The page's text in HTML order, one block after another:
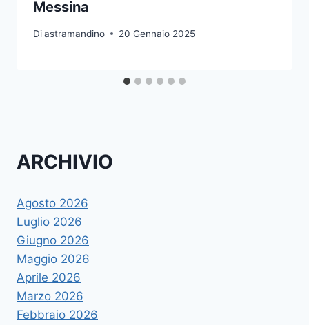
Messina
Diastramandino 20 Gennaio 2025
ARCHIVIO
Agosto 2026
Luglio 2026
Giugno 2026
Maggio 2026
Aprile 2026
Marzo 2026
Febbraio 2026